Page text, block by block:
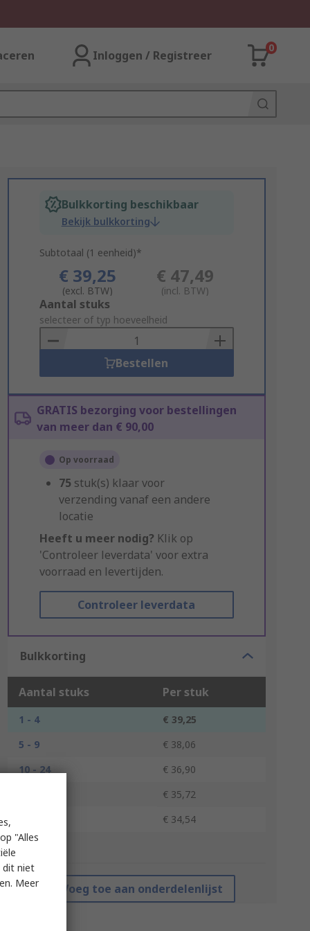
Inloggen / Registreer
0
Bulkkorting beschikbaar
Bekijk bulkkorting
Subtotaal (1 eenheid)*
€ 39,25
(excl. BTW)
€ 47,49
(incl. BTW)
Add
to
Basket
Aantal stuks
selecteer of typ hoeveelheid
Bestellen
GRATIS bezorging voor bestellingen
van meer dan € 90,00
Op voorraad
75 stuk(s) klaar voor
verzending vanaf een andere
locatie
Heeft u meer nodig? Klik op
'Controleer leverdata' voor extra
voorraad en levertijden.
Controleer leverdata
Bulkkorting
Aantal stuks Per stuk
1 - 4
€ 39,25
5 - 9
€ 38,06
10 - 24
€ 36,90
€ 35,72
€ 34,54
*prijsindicatie
Voeg toe aan onderdelenlijst
"Alles
dit niet
Meer